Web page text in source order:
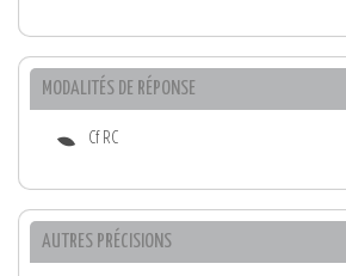
MODALITÉS DE RÉPONSE
Cf RC
AUTRES PRÉCISIONS